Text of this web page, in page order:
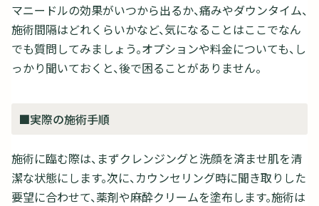
マニードルの効果がいつから出るか、痛みやダウンタイム、
施術間隔はどれくらいかなど、気になることはここでなん
でも質問してみましょう。オプションや料金についても、し
っかり聞いておくと、後で困ることがありません。
■実際の施術手順
施術に臨む際は、まずクレンジングと洗顔を済ませ肌を清
潔な状態にします。次に、カウンセリング時に聞き取りした
要望に合わせて、薬剤や麻酔クリームを塗布します。施術は